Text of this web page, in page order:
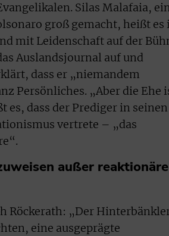
Silas Malafaia,
groß gemacht, heißt es
mit Leidenschaft auf der
Auslandsjournal auf und
dass er „niemandem
Persönliches. „Aber die Ehe
es, dass der Prediger in seinen
vertrete – „das
außer reaktionäre
Röckerath: „Der
eine ausgeprägte